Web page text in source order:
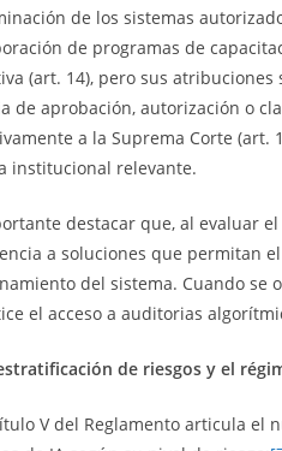
de los sistemas
de programas de
(art. 14), pero sus
de aprobación, autorización o
a la Suprema Corte
institucional relevante.
destacar que, al evaluar
a soluciones que permitan
del sistema. Cuando se
el acceso a auditorias
de riesgos y el
V del Reglamento articula el